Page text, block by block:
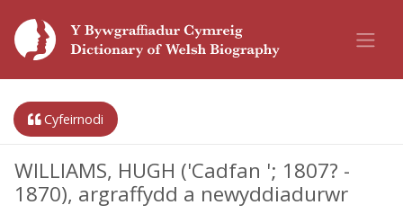
Cyfeirnodi
WILLIAMS, HUGH ('Cadfan '; 1807? -
1870), argraffydd a newyddiadurwr